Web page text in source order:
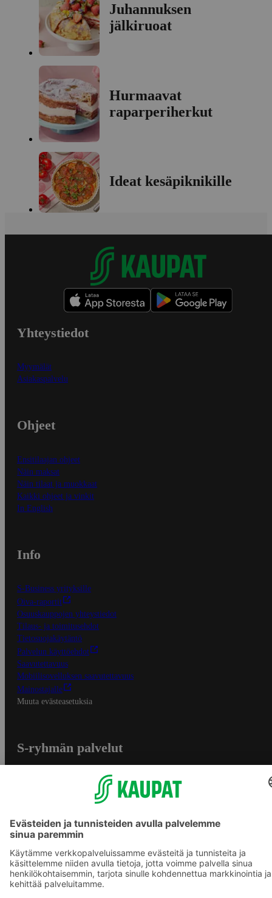
Juhannuksen
jälkiruoat
Hurmaavat
raparperiherkut
Ideat kesäpiknikille
Yhteystiedot
Myymälät
Asiakaspalvelu
Ohjeet
Ensitilaajan ohjeet
Näin maksat
Näin tilaat ja muokkaat
Kaikki ohjeet ja vinkit
In English
Info
S-Business yrityksille
Oiva-raportit
Osuuskauppojen yhteystiedot
Tilaus- ja toimitusehdot
Tietosuojakäytäntö
Palvelun käyttöehdot
Saavutettavuus
Mobiilisovelluksen saavutettavuus
Mainostajalle
Muuta evästeasetuksia
S-ryhmän palvelut
S-ostoslista -sovellus
Prisma.fi
Sokos.fi
S-Pankki
Yhteishyvä
Sokos Hotels